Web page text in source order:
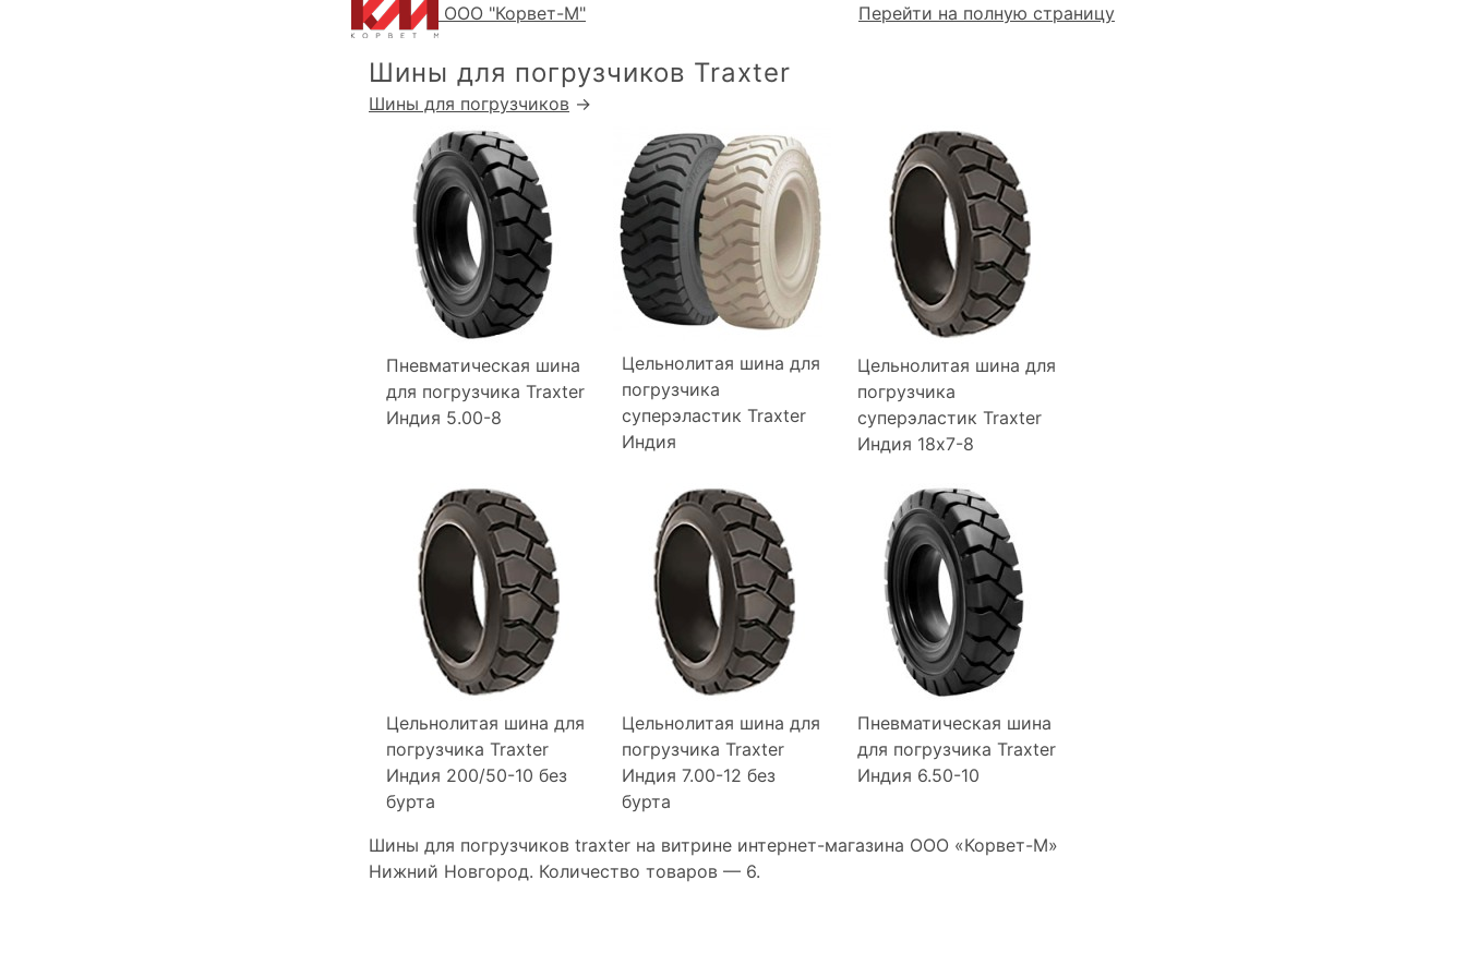
ООО "Корвет-М" Перейти на полную страницу
Шины для погрузчиков Traxter
Шины для погрузчиков →
Пневматическая шина
для погрузчика Traxter
Индия 5.00-8
Цельнолитая шина для
погрузчика
суперэластик Traxter
Индия
Цельнолитая шина для
погрузчика
суперэластик Traxter
Индия 18x7-8
Цельнолитая шина для
погрузчика Traxter
Индия 200/50-10 без
бурта
Цельнолитая шина для
погрузчика Traxter
Индия 7.00-12 без
бурта
Пневматическая шина
для погрузчика Traxter
Индия 6.50-10
Шины для погрузчиков traxter на витрине интернет-магазина ООО «Корвет-М»
Нижний Новгород. Количество товаров — 6.